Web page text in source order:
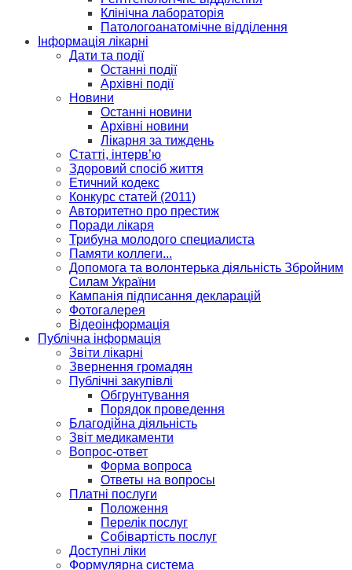
Клінічна лабораторія
Патологоанатомічне відділення
Інформація лікарні
Дати та події
Останні події
Архівні події
Новини
Останні новини
Архівні новини
Лікарня за тиждень
Статті, інтерв’ю
Здоровий спосіб життя
Етичний кодекс
Конкурс статей (2011)
Авторитетно про престиж
Поради лікаря
Трибуна молодого специалиста
Памяти коллеги...
Допомога та волонтерька діяльність Збройним
Силам України
Кампанія підписання декларацій
Фотогалерея
Відеоінформація
Публічна інформація
Звіти лікарні
Звернення громадян
Публічні закупівлі
Обгрунтування
Порядок проведення
Благодійна діяльність
Звіт медикаменти
Вопрос-ответ
Форма вопроса
Ответы на вопросы
Платні послуги
Положення
Перелік послуг
Собівартість послуг
Доступні ліки
Формулярна система